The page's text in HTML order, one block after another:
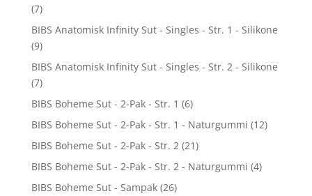
(7)
BIBS Anatomisk Infinity Sut - Singles - Str. 1 - Silikone
(9)
BIBS Anatomisk Infinity Sut - Singles - Str. 2 - Silikone
(7)
BIBS Boheme Sut - 2-Pak - Str. 1 (6)
BIBS Boheme Sut - 2-Pak - Str. 1 - Naturgummi (12)
BIBS Boheme Sut - 2-Pak - Str. 2 (21)
BIBS Boheme Sut - 2-Pak - Str. 2 - Naturgummi (4)
BIBS Boheme Sut - Sampak (26)